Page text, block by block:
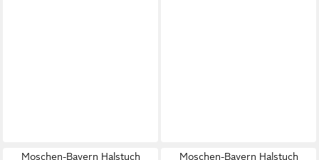
Moschen-Bayern Halstuch Moschen-Bayern Halstuch